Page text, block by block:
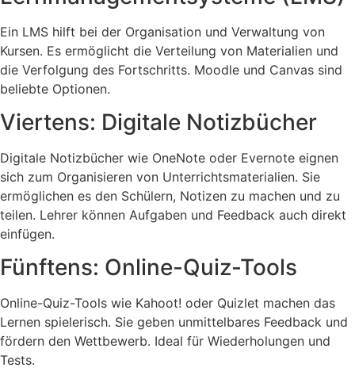
Ein LMS hilft bei der Organisation und Verwaltung von
Kursen. Es ermöglicht die Verteilung von Materialien und
die Verfolgung des Fortschritts. Moodle und Canvas sind
beliebte Optionen.
Viertens: Digitale Notizbücher
Digitale Notizbücher wie OneNote oder Evernote eignen
sich zum Organisieren von Unterrichtsmaterialien. Sie
ermöglichen es den Schülern, Notizen zu machen und zu
teilen. Lehrer können Aufgaben und Feedback auch direkt
einfügen.
Fünftens: Online-Quiz-Tools
Online-Quiz-Tools wie Kahoot! oder Quizlet machen das
Lernen spielerisch. Sie geben unmittelbares Feedback und
fördern den Wettbewerb. Ideal für Wiederholungen und
Tests.